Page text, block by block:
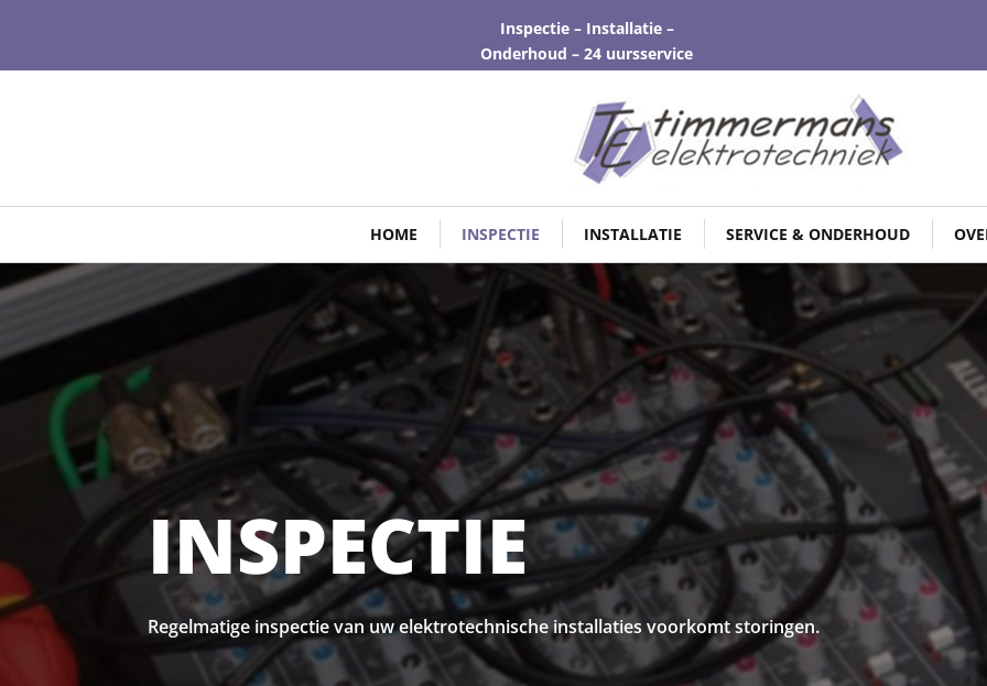
Inspectie – Installatie –
Onderhoud – 24 uursservice
HOME INSPECTIE INSTALLATIE SERVICE & ONDERHOUD
INSPECTIE
Regelmatige inspectie van uw elektrotechnische installaties voorkomt storingen.